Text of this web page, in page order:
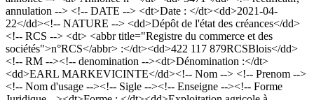
annulation --> <!-- DATE --> <dt>Date : </dt><dd>2021-04-
22</dd><!-- NATURE --> <dd>Dépôt de l'état des créances</dd>
<!-- RCS --> <dt> <abbr title="Registre du commerce et des
sociétés">n°RCS</abbr> :</dt><dd>422 117 879RCSBlois</dd>
<!-- RM --><!-- denomination --><dt>Dénomination :</dt>
<dd>EARL MARKEVICINTE</dd><!-- Nom --> <!-- Prenom -->
<!-- Nom d'usage --><!-- Sigle --><!-- Enseigne --><!-- Forme